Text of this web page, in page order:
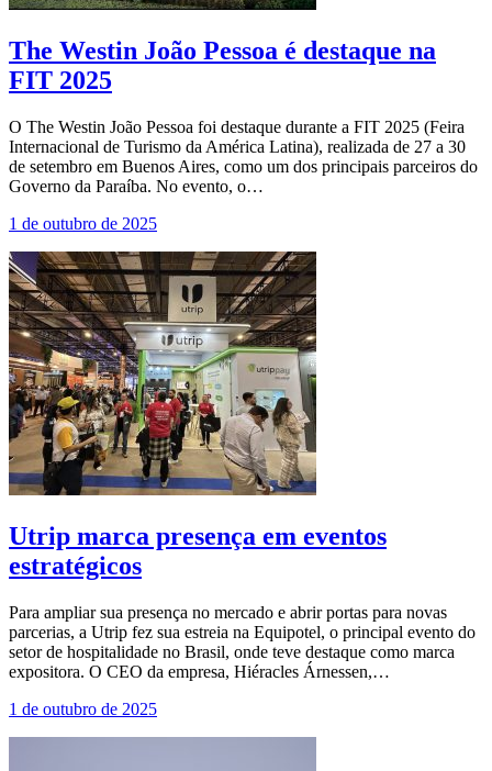
The Westin João Pessoa é destaque na
FIT 2025
O The Westin João Pessoa foi destaque durante a FIT 2025 (Feira
Internacional de Turismo da América Latina), realizada de 27 a 30
de setembro em Buenos Aires, como um dos principais parceiros do
Governo da Paraíba. No evento, o…
1 de outubro de 2025
Utrip marca presença em eventos
estratégicos
Para ampliar sua presença no mercado e abrir portas para novas
parcerias, a Utrip fez sua estreia na Equipotel, o principal evento do
setor de hospitalidade no Brasil, onde teve destaque como marca
expositora. O CEO da empresa, Hiéracles Árnessen,…
1 de outubro de 2025